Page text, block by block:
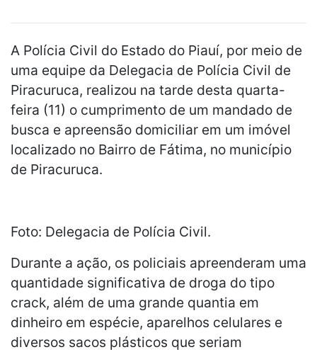
A Polícia Civil do Estado do Piauí, por meio de
uma equipe da Delegacia de Polícia Civil de
Piracuruca, realizou na tarde desta quarta-
feira (11) o cumprimento de um mandado de
busca e apreensão domiciliar em um imóvel
localizado no Bairro de Fátima, no município
de Piracuruca.
Foto: Delegacia de Polícia Civil.
Durante a ação, os policiais apreenderam uma
quantidade significativa de droga do tipo
crack, além de uma grande quantia em
dinheiro em espécie, aparelhos celulares e
diversos sacos plásticos que seriam